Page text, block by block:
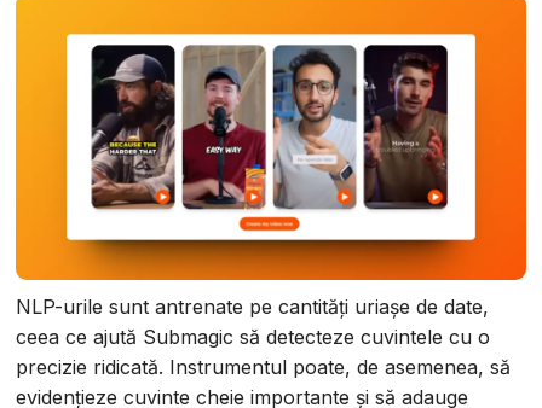
NLP-urile sunt antrenate pe cantități uriașe de date,
ceea ce ajută Submagic să detecteze cuvintele cu o
precizie ridicată. Instrumentul poate, de asemenea, să
evidențieze cuvinte cheie importante și să adauge